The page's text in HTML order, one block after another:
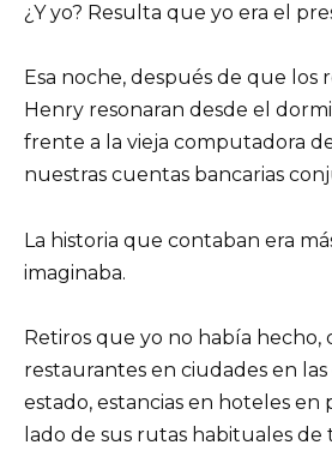
¿Y yo? Resulta que yo era el
Esa noche, después de que los
Henry resonaran desde el
frente a la vieja computadora
nuestras cuentas bancarias
La historia que contaban era
imaginaba.
Retiros que yo no había hecho,
restaurantes en ciudades en
estado, estancias en hoteles en
lado de sus rutas habituales de